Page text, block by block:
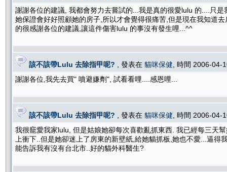
謝謝各位的建議, 我都會努力去嘗試的...我是真的很愛lulu 的....只
她保證會好好照顧她的房子,所以才會覺得很痛苦,但是現在我知道
的很感謝各位的建議,讓這件傷害lulu 的事沒有發生哩...^^
該不該帶Lulu 去除指甲呢? , 發表在 貓咪保健 , 時間 2006-
謝謝各位,我先去買" 噴避嫌劑", 試看看哩....感恩哩...
該不該帶Lulu 去除指甲呢? , 發表在 貓咪保健 , 時間 2006-
我很竉愛我家lulu, 但是姑娘她卻每次喜歡亂抓東西. 我已經每三天
上衝下..但是她卻迷上了房東的新壁紙,給她貓抓板,她也不愛...逼
能告訴我有沒有台北市..好的貓外科醫生?